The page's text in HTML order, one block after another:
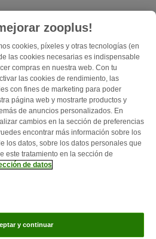
de entrega
Formas de pago
de datos
zooplus!
cookies, píxeles y otras tecnologías (en
las cookies necesarias es indispensable
compras en nuestra web. Con tu
las cookies de rendimiento, las
con fines de marketing para poder
página web y mostrarte productos y
de anuncios personalizados. En
cambios en la sección de preferencias
encontrar más información sobre los
los datos, sobre los datos personales que
este tratamiento en la sección de
de datos
y continuar